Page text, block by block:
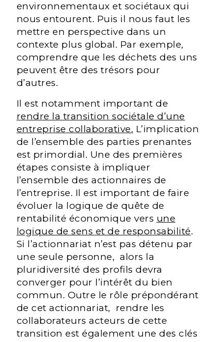
environnementaux et sociétaux qui
nous entourent. Puis il nous faut les
mettre en perspective dans un
contexte plus global. Par exemple,
comprendre que les déchets des uns
peuvent être des trésors pour
d’autres.
Il est notamment important de
rendre la transition sociétale d’une
entreprise collaborative. L’implication
de l’ensemble des parties prenantes
est primordial. Une des premières
étapes consiste à impliquer
l’ensemble des actionnaires de
l’entreprise. Il est important de faire
évoluer la logique de quête de
rentabilité économique vers une
logique de sens et de responsabilité.
Si l’actionnariat n’est pas détenu par
une seule personne, alors la
pluridiversité des profils devra
converger pour l’intérêt du bien
commun. Outre le rôle prépondérant
de cet actionnariat, rendre les
collaborateurs acteurs de cette
transition est également une des clés